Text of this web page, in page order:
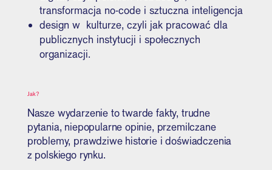
transformacja no-code i sztuczna inteligencja
design w kulturze, czyli jak pracować dla
publicznych instytucji i społecznych
organizacji.
Jak?
Nasze wydarzenie to twarde fakty, trudne
pytania, niepopularne opinie, przemilczane
problemy, prawdziwe historie i doświadczenia
z polskiego rynku.